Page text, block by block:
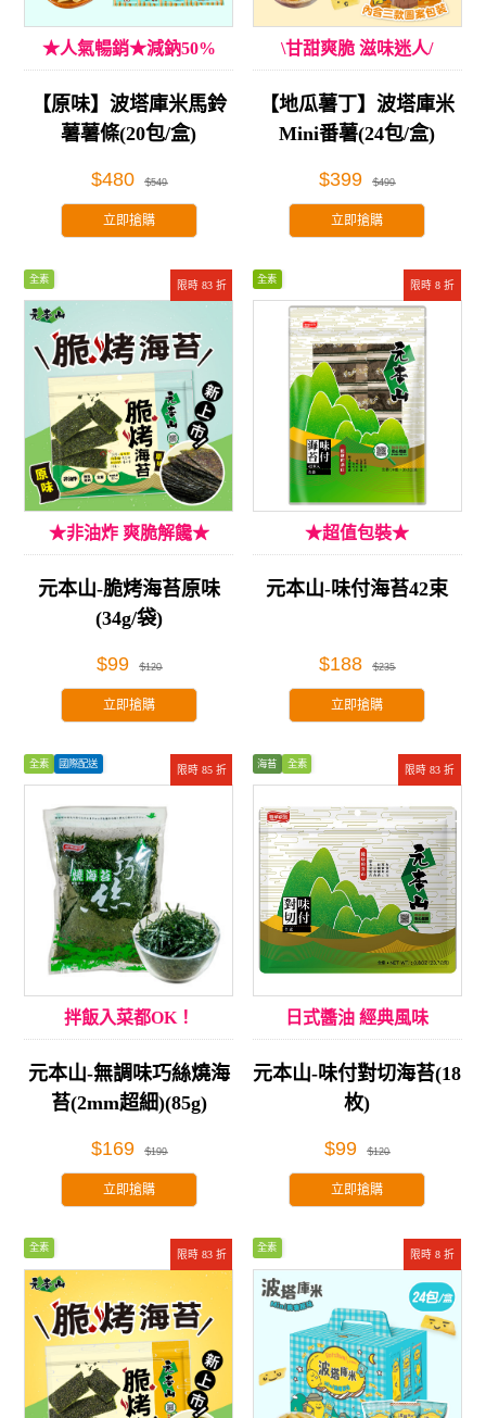
★人氣暢銷★減鈉50%
【原味】波塔庫米馬鈴
薯薯條(20包/盒)
$480 $549
立即搶購
\甘甜爽脆 滋味迷人/
【地瓜薯丁】波塔庫米
Mini番薯(24包/盒)
$399 $499
立即搶購
限時 83 折
全素
★非油炸 爽脆解饞★
元本山-脆烤海苔原味
(34g/袋)
$99 $120
立即搶購
限時 8 折
全素
★超值包裝★
元本山-味付海苔42束
$188 $235
立即搶購
限時 85 折
全素 國際配送
拌飯入菜都OK！
元本山-無調味巧絲燒海
苔(2mm超細)(85g)
$169 $199
立即搶購
限時 83 折
海苔 全素
日式醬油 經典風味
元本山-味付對切海苔(18
枚)
$99 $120
立即搶購
限時 83 折
全素
限時 8 折
全素